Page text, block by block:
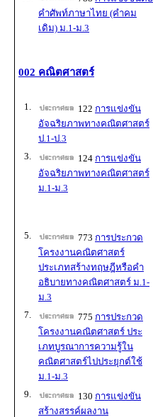
คำศัพท์ภาษาไทย (คำคม
เดิม) ม.1-ม.3
002 คณิตศาสตร์
1. 122 การแข่งขัน
อัจฉริยภาพทางคณิตศาสตร์
ป.1-ป.3
3.
124 การแข่งขัน
อัจฉริยภาพทางคณิตศาสตร์
ม.1-ม.3
5.
773 การประกวด
โครงงานคณิตศาสตร์
ประเภทสร้างทฤษฎีหรือคำ
อธิบายทางคณิตศาสตร์ ม.1-
ม.3
7.
775 การประกวด
โครงงานคณิตศาสตร์ ประ
เภทบูรณาการความรู้ใน
คณิตศาสตร์ไปประยุกต์ใช้
ม.1-ม.3
9. 130 การแข่งขัน
สร้างสรรค์ผลงาน